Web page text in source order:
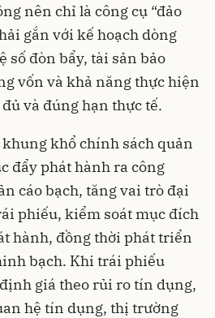
nên chỉ là công cụ “đảo
gắn với kế hoạch dòng
số đòn bẩy, tài sản bảo
vốn và khả năng thực hiện
và đúng hạn thực tế.
khổ chính sách quản
đẩy phát hành ra công
cáo bạch, tăng vai trò đại
phiếu, kiểm soát mục đích
hành, đồng thời phát triển
bạch. Khi trái phiếu
giá theo rủi ro tín dụng,
hệ tín dụng, thị trường